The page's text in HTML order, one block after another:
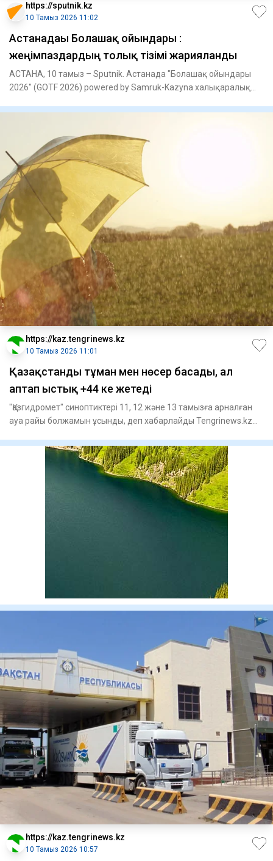
https://sputnik.kz
10 Тамыз 2026 11:02
Астанадағы Болашақ ойындары :
жеңімпаздардың толық тізімі жарияланды
АСТАНА, 10 тамыз – Sputnik. Астанада "Болашақ ойындары
2026" (GOTF 2026) powered by Samruk-Kazyna халықаралық
https://kaz.tengrinews.kz
10 Тамыз 2026 11:01
Қазақстанды тұман мен нөсер басады, ал
аптап ыстық +44 ке жетеді
"Қазгидромет" синоптиктері 11, 12 және 13 тамызға арналған
ауа райы болжамын ұсынды, деп хабарлайды Tengrinews.kz
https://kaz.tengrinews.kz
10 Тамыз 2026 10:57